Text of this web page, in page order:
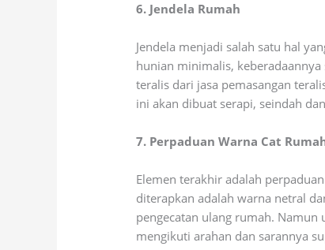
6. Jendela Rumah
Jendela menjadi salah satu hal
hunian minimalis,
teralis dari jasa pemasangan
ini akan dibuat serapi, seindah
7. Perpaduan Warna Cat
Elemen terakhir adalah
diterapkan adalah warna netral
pengecatan ulang rumah. Namun
mengikuti arahan dan sarannya